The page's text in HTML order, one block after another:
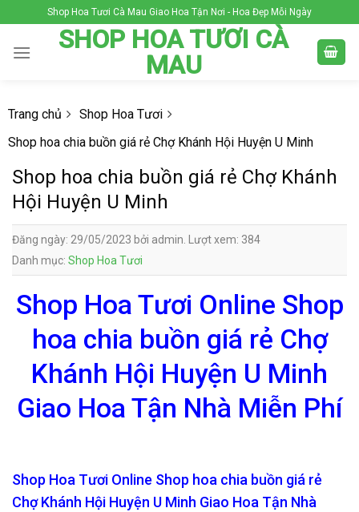
to
content
Shop Hoa Tươi Cà Mau Giao Hoa Tận Nơi - Hoa Đẹp Mỗi Ngày
SHOP HOA TƯƠI CÀ
MAU
Trang chủ
Shop Hoa Tươi
Shop hoa chia buồn giá rẻ Chợ Khánh Hội Huyện U Minh
Shop hoa chia buồn giá rẻ Chợ Khánh
Hội Huyện U Minh
Đăng ngày: 29/05/2023 bởi admin. Lượt xem: 384
Danh mục: Shop Hoa Tươi
Shop Hoa Tươi Online Shop
hoa chia buồn giá rẻ Chợ
Khánh Hội Huyện U Minh
Giao Hoa Tận Nhà Miễn Phí
Shop Hoa Tươi Online Shop hoa chia buồn giá rẻ
Chợ Khánh Hội Huyện U Minh Giao Hoa Tận Nhà